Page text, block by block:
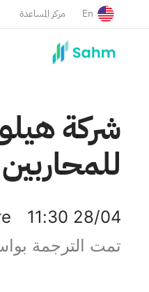
مركز المساعدة En
شركة
11:30 28/04
تمت الترجمة